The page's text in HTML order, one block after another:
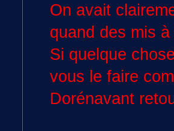
On avait
quand des mis
Si quelque
vous le faire
Dorénavant